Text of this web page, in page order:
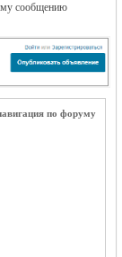
сообщению
по форуму